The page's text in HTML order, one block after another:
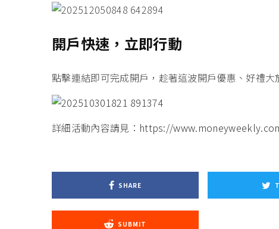
開戶快速，立即行動
點擊連結即可完成開戶 ，趁著這波開戶優惠、好禮
詳細活動內容請見： https://
SHARE
SUBMIT